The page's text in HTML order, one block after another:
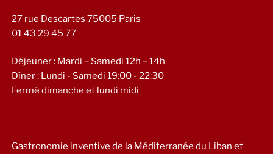
27 rue Descartes 75005 Paris
01 43 29 45 77
Déjeuner : Mardi – Samedi 12h – 14h
Dîner : Lundi - Samedi 19:00 - 22:30
Fermé dimanche et lundi midi
Gastronomie inventive de la Méditerranée du Liban et